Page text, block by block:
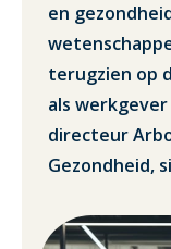
en
terugzien op
als
directeur
Gezondheid,